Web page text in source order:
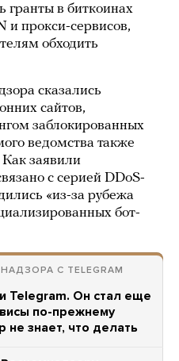
гранты в биткоинах
и прокси-сервисов,
обходить
сказались
сайтов,
заблокированных
ведомства также
Как заявили
с серией DDoS-
«из-за рубежа
бот-
С TELEGRAM
Telegram. Он стал еще
по-прежнему
не знает, что делать